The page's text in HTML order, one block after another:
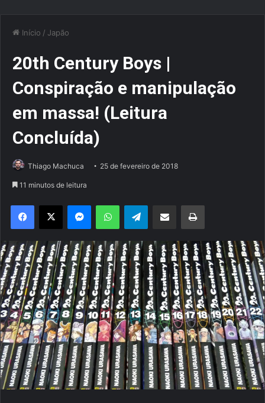
Início / Japão
20th Century Boys |
Conspiração e manipulação
em massa! (Leitura
Concluída)
Thiago Machuca 25 de fevereiro de 2018
11 minutos de leitura